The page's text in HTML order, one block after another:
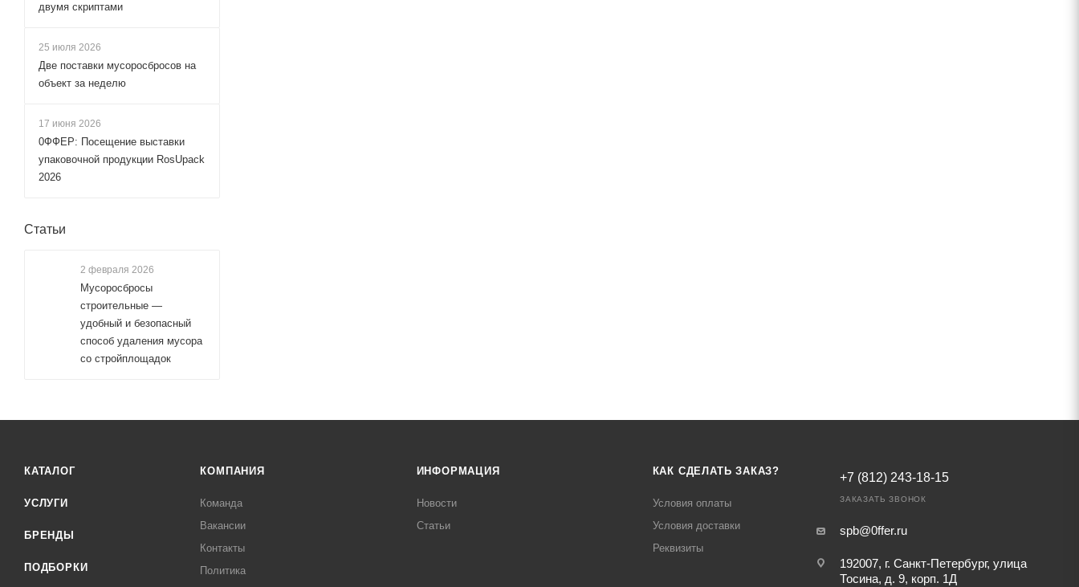
двумя скриптами
25 июля 2026
Две поставки мусоросбросов на
объект за неделю
17 июня 2026
0ФФЕР: Посещение выставки
упаковочной продукции RosUpack
2026
Статьи
2 февраля 2026
Мусоросбросы
строительные —
удобный и безопасный
способ удаления мусора
со стройплощадок
КАТАЛОГ
УСЛУГИ
БРЕНДЫ
ПОДБОРКИ
КОМПАНИЯ
Команда
Вакансии
Контакты
Политика
ИНФОРМАЦИЯ
Новости
Статьи
КАК СДЕЛАТЬ ЗАКАЗ?
Условия оплаты
Условия доставки
Реквизиты
+7 (812) 243-18-15
ЗАКАЗАТЬ ЗВОНОК
spb@0ffer.ru
192007, г. Санкт-Петербург, улица
Тосина, д. 9, корп. 1Д